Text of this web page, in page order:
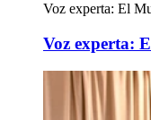
Voz experta: El
Voz experta: